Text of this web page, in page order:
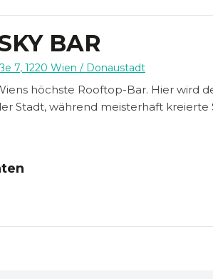
BAR
7, 1220 Wien / Donaustadt
höchste Rooftop-Bar. Hier wird
Stadt, während meisterhaft